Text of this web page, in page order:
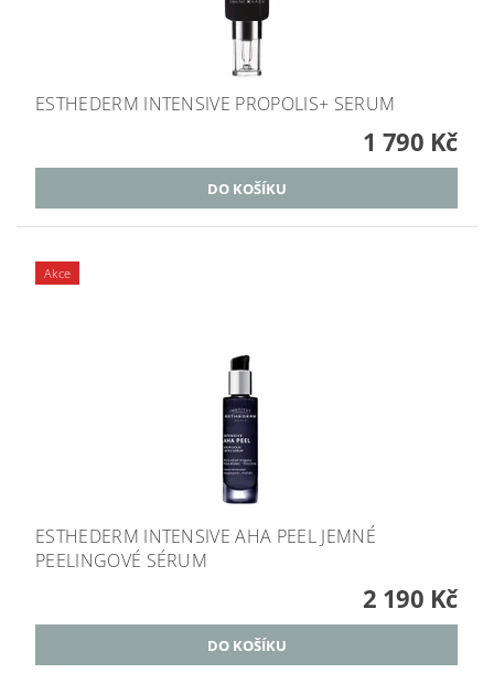
ESTHEDERM INTENSIVE PROPOLIS+ SERUM
1 790 Kč
Akce
ESTHEDERM INTENSIVE AHA PEEL JEMNÉ
PEELINGOVÉ SÉRUM
2 190 Kč